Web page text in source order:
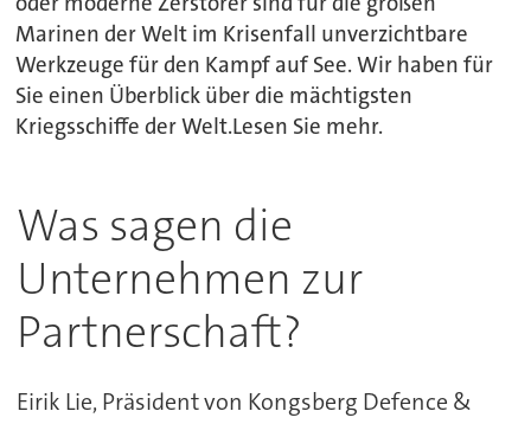
Marinen der Welt im Krisenfall unverzichtbare
Werkzeuge für den Kampf auf See. Wir haben für
Sie einen Überblick über die mächtigsten
Kriegsschiffe der Welt.Lesen Sie mehr.
Was sagen die
Unternehmen zur
Partnerschaft?
Eirik Lie, Präsident von Kongsberg Defence &